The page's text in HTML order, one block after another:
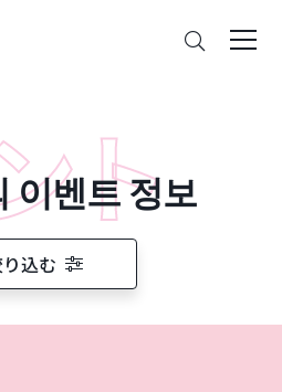
이벤트 정보
込む